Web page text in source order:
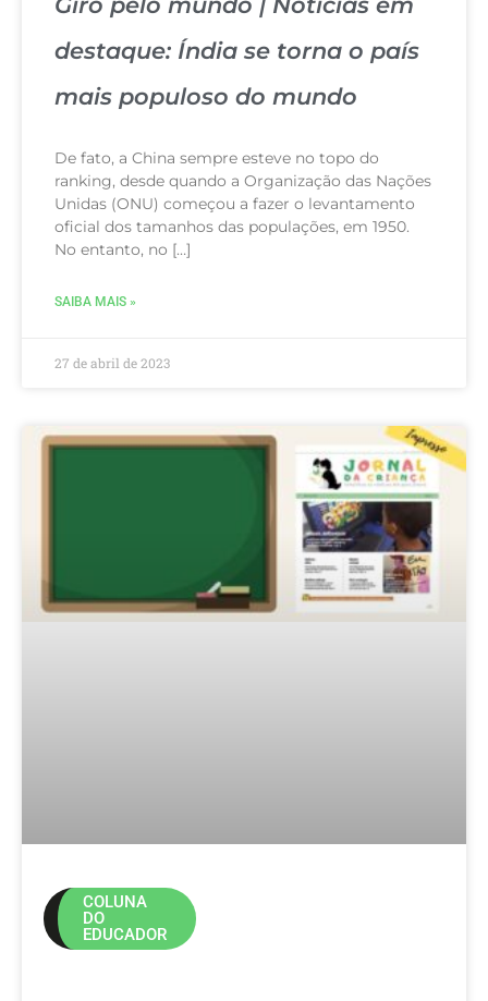
destaque: Índia se torna o país
mais populoso do mundo
De fato, a China sempre esteve no topo do
ranking, desde quando a Organização das Nações
Unidas (ONU) começou a fazer o levantamento
oficial dos tamanhos das populações, em 1950.
No entanto, no […]
SAIBA MAIS »
27 de abril de 2023
COLUNA
DO
EDUCADOR